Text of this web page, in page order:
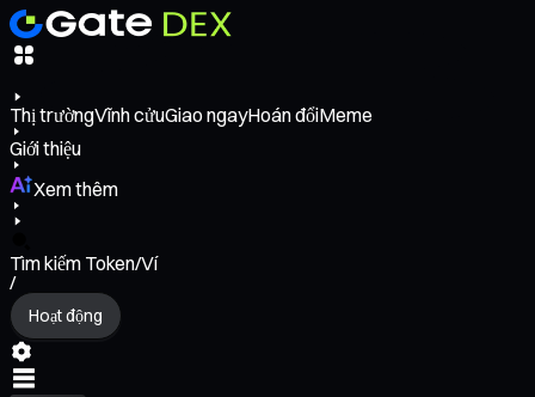
Thị trườngVĩnh cửuGiao ngayHoán đổiMeme
Giới thiệu
Xem thêm
Tìm kiếm Token/Ví
/
Hoạt động